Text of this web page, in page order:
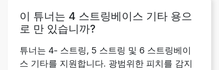
이 튜너는 4 스트링베이스 기타 용으
로 만 있습니까?
튜너는 4- 스트링, 5 스트링 및 6 스트링베이
스 기타를 지원합니다. 광범위한 피치를 감지